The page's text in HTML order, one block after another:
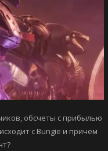
обсчеты с прибылью
с Bungie и причем